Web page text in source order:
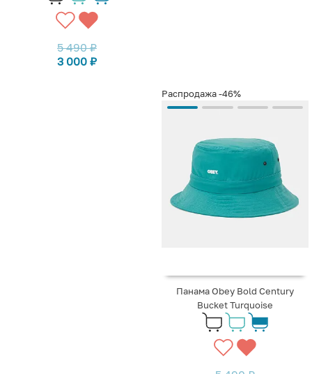
5 490₽
3 000 ₽
Распродажа-46%
Панама Obey Bold Century
Bucket Turquoise